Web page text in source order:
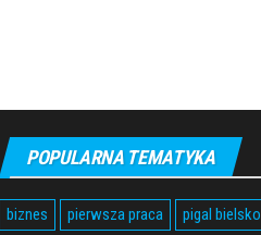
POPULARNA TEMATYKA
biznes pierwsza praca
pigal bielsko